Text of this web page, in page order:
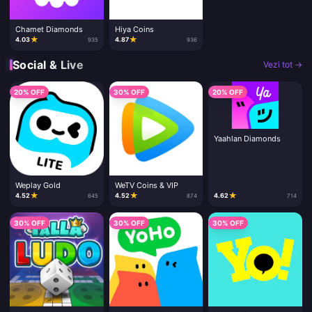
Chamet Diamonds
4.03★ 935
Hiya Coins
4.87★ 936
Social & Live Vezi tot →
20% OFF
Weplay Gold
4.52★ 645
30% OFF
WeTV Coins & VIP
4.52★ 874
20% OFF
Yaahlan Diamonds
4.62★ 714
30% OFF 30% OFF 30% OFF